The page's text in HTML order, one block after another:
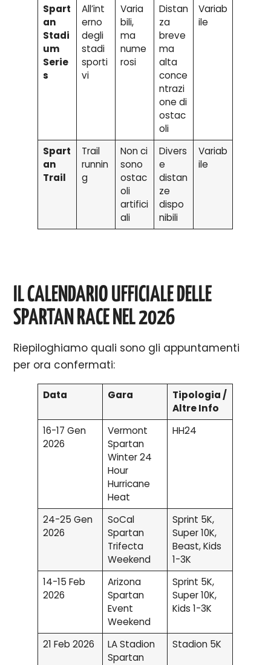
Spart
an
Stadi
um
Serie
s
All’int
erno
degli
stadi
sporti
vi
Varia
bili,
ma
nume
rosi
Distan
za
breve
ma
alta
conce
ntrazi
one di
ostac
oli
Variab
ile
Spart
an
Trail
Trail
runnin
g
Non ci
sono
ostac
oli
artifici
ali
Divers
e
distan
ze
dispo
nibili
Variab
ile
IL CALENDARIO UFFICIALE DELLE
SPARTAN RACE NEL 2026
Riepiloghiamo quali sono gli appuntamenti
per ora confermati:
Data Gara
Tipologia /
Altre Info
16-17 Gen
2026
Vermont
Spartan
Winter 24
Hour
Hurricane
Heat
HH24
24-25 Gen
2026
SoCal
Spartan
Trifecta
Weekend
Sprint 5K,
Super 10K,
Beast, Kids
1-3K
14-15 Feb
2026
Arizona
Spartan
Event
Weekend
Sprint 5K,
Super 10K,
Kids 1-3K
21 Feb 2026
LA Stadion
Spartan
Stadion 5K